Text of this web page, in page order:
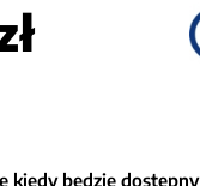
kiedy będzie dostępny